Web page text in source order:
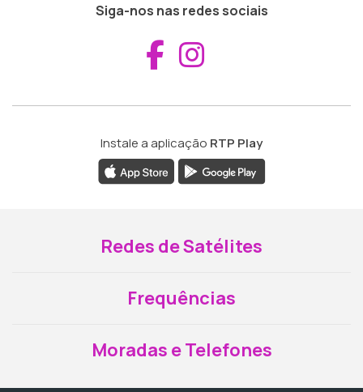
Siga-nos nas redes sociais
Aceder ao
Instale a aplicação RTP Play
Redes de Satélites
Frequências
Moradas e Telefones